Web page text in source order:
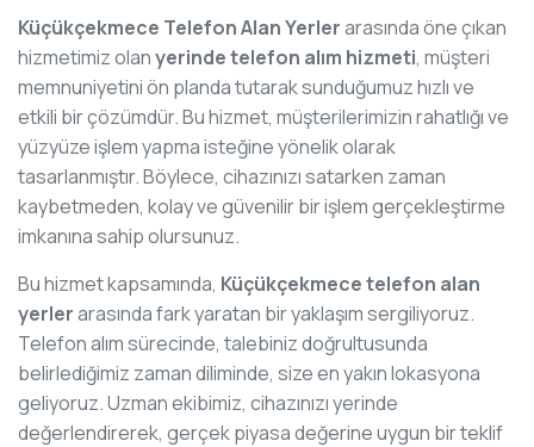
Küçükçekmece Telefon Alan Yerlerarasında öne çıkan
hizmetimiz olanyerinde telefon alım hizmeti, müşteri
memnuniyetini ön planda tutarak sunduğumuz hızlı ve
etkili bir çözümdür. Bu hizmet, müşterilerimizin rahatlığı ve
yüzyüze işlem yapma isteğine yönelik olarak
tasarlanmıştır. Böylece, cihazınızı satarken zaman
kaybetmeden, kolay ve güvenilir bir işlem gerçekleştirme
imkanına sahip olursunuz.
Bu hizmet kapsamında, Küçükçekmece telefon alan
yerlerarasında fark yaratan bir yaklaşım sergiliyoruz.
Telefon alım sürecinde, talebiniz doğrultusunda
belirlediğimiz zaman diliminde, size en yakın lokasyona
geliyoruz. Uzman ekibimiz, cihazınızı yerinde
değerlendirerek, gerçek piyasa değerine uygun bir teklif